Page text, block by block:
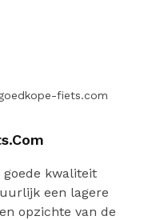
fiets.com
goede kwaliteit
een lagere
opzichte van de